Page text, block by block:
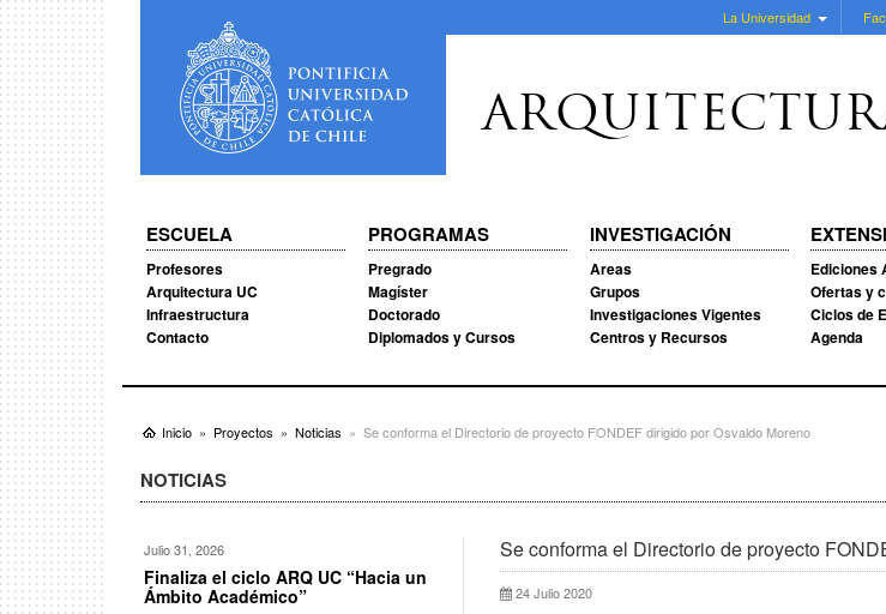
La Universidad
ESCUELA
Profesores
Arquitectura UC
Infraestructura
Contacto
PROGRAMAS
Pregrado
Magíster
Doctorado
Diplomados y Cursos
INVESTIGACIÓN
Areas
Grupos
Investigaciones Vigentes
Centros y Recursos
Ediciones
Ofertas y
Ciclos de
Agenda
Inicio Proyectos Noticias Se conforma el Directorio de proyecto FONDEF dirigido por Osvaldo Moreno
NOTICIAS
Se conforma el Directorio de proyecto
24 Julio 2020
Julio 31, 2026
Finaliza el ciclo ARQ UC “Hacia un
Ámbito Académico”